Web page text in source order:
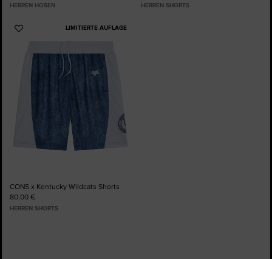
HERREN HOSEN HERREN SHORTS
LIMITIERTE AUFLAGE
Zu
hinzufügen
CONS x Kentucky Wildcats Shorts
80,00 €
HERREN SHORTS